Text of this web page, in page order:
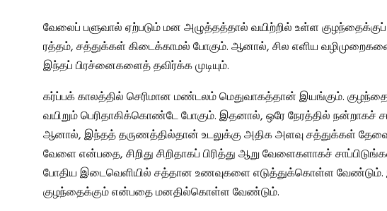
வேலைப் பளுவால் ஏற்படும் மன அழுத்தத்தால் வயிற்றில் உள்ள
ரத்தம், சத்துக்கள் கிடைக்காமல் போகும். ஆனால், சில எளிய
இந்தப் பிரச்னைகளைத் தவிர்க்க முடியும்.
கர்ப்பக் காலத்தில் செரிமான மண்டலம் மெதுவாகத்தான் இயங்கும்.
வயிறும் பெரிதாகிக்கொண்டே போகும். இதனால், ஒரே நேரத்தில் நன்றாகச்
ஆனால், இந்தத் தருணத்தில்தான் உடலுக்கு அதிக அளவு சத்துக்கள்
வேளை என்பதை, சிறிது சிறிதாகப் பிரித்து ஆறு வேளைகளாகச்
போதிய இடைவெளியில் சத்தான உணவுகளை எடுத்துக்கொள்ள வேண்டும்.
குழந்தைக்கும் என்பதை மனதில்கொள்ள வேண்டும்.